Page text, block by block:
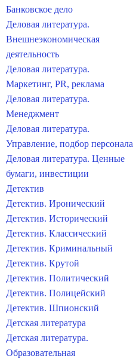
Банковское дело
Деловая литература.
Внешнеэкономическая
деятельность
Деловая литература.
Маркетинг, PR, реклама
Деловая литература.
Менеджмент
Деловая литература.
Управление, подбор персонала
Деловая литература. Ценные
бумаги, инвестиции
Детектив
Детектив. Иронический
Детектив. Исторический
Детектив. Классический
Детектив. Криминальный
Детектив. Крутой
Детектив. Политический
Детектив. Полицейский
Детектив. Шпионский
Детская литература
Детская литература.
Образовательная